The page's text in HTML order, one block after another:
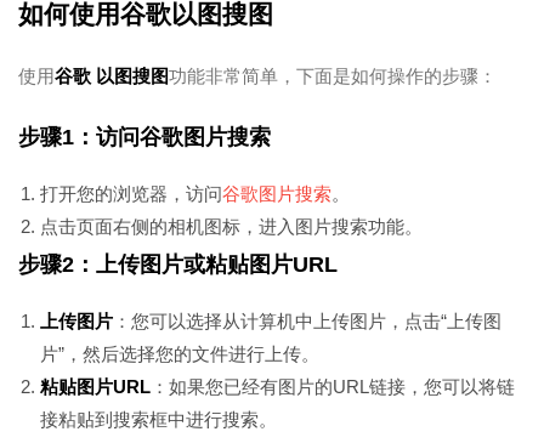
如何使用谷歌以图搜图
使用谷歌 以图搜图功能非常简单，下面是如何操作的步骤：
步骤1：访问谷歌图片搜索
打开您的浏览器，访问谷歌图片搜索。
点击页面右侧的相机图标，进入图片搜索功能。
步骤2：上传图片或粘贴图片URL
上传图片 ：您可以选择从计算机中上传图片，点击“上传图
片”，然后选择您的文件进行上传。
粘贴图片URL ：如果您已经有图片的URL链接，您可以将链
接粘贴到搜索框中进行搜索。